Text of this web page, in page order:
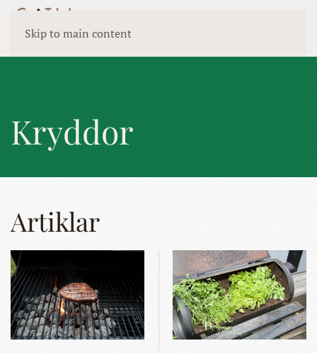
Skip to main content
Kryddor
Artiklar